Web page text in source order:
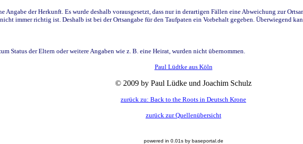
Angabe der Herkunft. Es wurde deshalb vorausgesetzt, dass nur in derartigen Fällen eine Abweichung zur
immer richtig ist. Deshalb ist bei der Ortsangabe für den Taufpaten ein Vorbehalt gegeben. Überwiegend
Status der Eltern oder weitere Angaben wie z. B. eine Heirat, wurden nicht übernommen.
Paul Lüdtke aus Köln
© 2009 by Paul Lüdke und Joachim Schulz
zurück zu: Back to the Roots in Deutsch Krone
zurück zur Quellenübersicht
powered in 0.01s by baseportal.de